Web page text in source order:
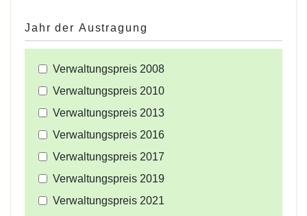
Jahr der Austragung
Verwaltungspreis 2008
Verwaltungspreis 2010
Verwaltungspreis 2013
Verwaltungspreis 2016
Verwaltungspreis 2017
Verwaltungspreis 2019
Verwaltungspreis 2021